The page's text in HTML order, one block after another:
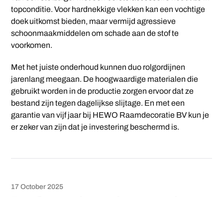
topconditie. Voor hardnekkige vlekken kan een vochtige
doek uitkomst bieden, maar vermijd agressieve
schoonmaakmiddelen om schade aan de stof te
voorkomen.
Met het juiste onderhoud kunnen duo rolgordijnen
jarenlang meegaan. De hoogwaardige materialen die
gebruikt worden in de productie zorgen ervoor dat ze
bestand zijn tegen dagelijkse slijtage. En met een
garantie van vijf jaar bij HEWO Raamdecoratie BV kun je
er zeker van zijn dat je investering beschermd is.
17 October 2025